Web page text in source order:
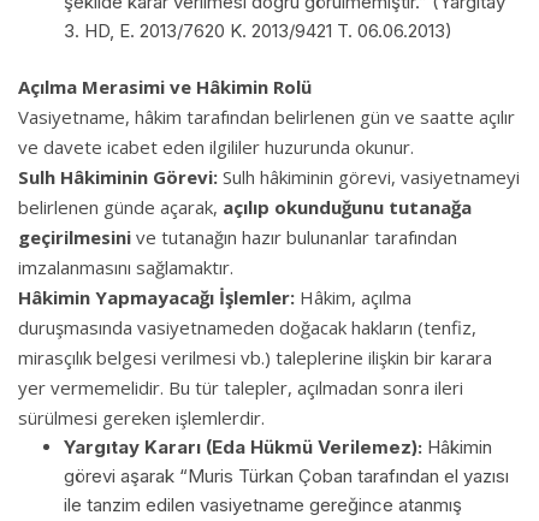
3. HD, E. 2013/7620 K. 2013/9421 T. 06.06.2013)
Açılma Merasimi ve Hâkimin Rolü
Vasiyetname, hâkim tarafından belirlenen gün ve saatte açılır
ve davete icabet eden ilgililer huzurunda okunur.
Sulh Hâkiminin Görevi: Sulh hâkiminin görevi, vasiyetnameyi
belirlenen günde açarak, açılıp okunduğunu tutanağa
geçirilmesini ve tutanağın hazır bulunanlar tarafından
imzalanmasını sağlamaktır.
Hâkimin Yapmayacağı İşlemler: Hâkim, açılma
duruşmasında vasiyetnameden doğacak hakların (tenfiz,
mirasçılık belgesi verilmesi vb.) taleplerine ilişkin bir karara
yer vermemelidir. Bu tür talepler, açılmadan sonra ileri
sürülmesi gereken işlemlerdir.
Yargıtay Kararı (Eda Hükmü Verilemez): Hâkimin
görevi aşarak “Muris Türkan Çoban tarafından el yazısı
ile tanzim edilen vasiyetname gereğince atanmış